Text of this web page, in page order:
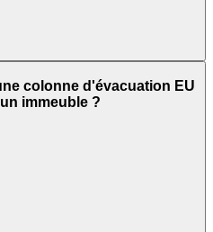
colonne d'évacuation EU
immeuble ?